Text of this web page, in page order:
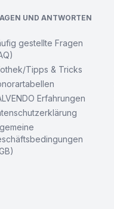
UND ANTWORTEN
gestellte Fragen
Tipps & Tricks
Erfahrungen